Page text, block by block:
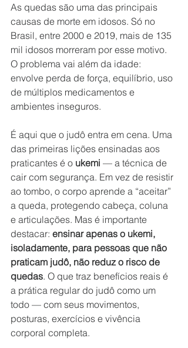
As quedas são uma das principais
causas de morte em idosos. Só no
Brasil, entre 2000 e 2019, mais de 135
mil idosos morreram por esse motivo.
O problema vai além da idade:
envolve perda de força, equilíbrio, uso
de múltiplos medicamentos e
ambientes inseguros.
É aqui que o judô entra em cena. Uma
das primeiras lições ensinadas aos
praticantes é o ukemi — a técnica de
cair com segurança. Em vez de resistir
ao tombo, o corpo aprende a “aceitar”
a queda, protegendo cabeça, coluna
e articulações. Mas é importante
destacar: ensinar apenas o ukemi,
isoladamente, para pessoas que não
praticam judô, não reduz o risco de
quedas. O que traz benefícios reais é
a prática regular do judô como um
todo — com seus movimentos,
posturas, exercícios e vivência
corporal completa.